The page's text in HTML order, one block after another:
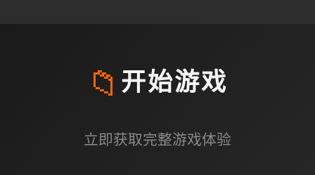
📁 开始游戏
立即获取完整游戏体验